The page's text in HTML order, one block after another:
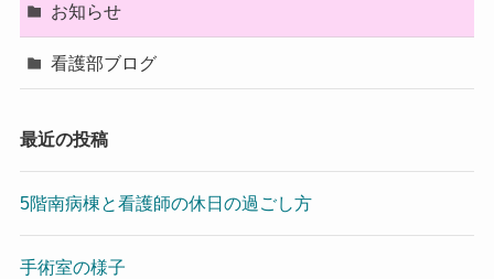
お知らせ
看護部ブログ
最近の投稿
5階南病棟と看護師の休日の過ごし方
手術室の様子